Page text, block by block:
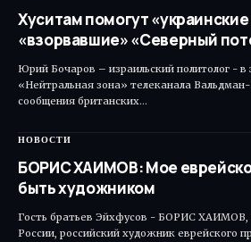
Хуситам помогут
«взорвавшие» «Северный
Юрий Бочаров – израильский политолог -
«Нейтральная зона» телеканала
сообщения британских…
НОВОСТИ
БОРИС ХАИМОВ: Мое
быть художником
Гость братьев Эйхфусов - БОРИС ХАИМОВ,
России, российский художник еврейского